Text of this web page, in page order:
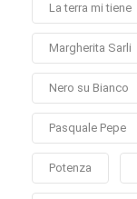
La terra mi tiene
Margherita Sarli
Nero su Bianco
Pasquale Pepe
Potenza